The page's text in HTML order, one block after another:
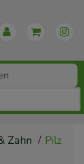
Zahn
Pilz